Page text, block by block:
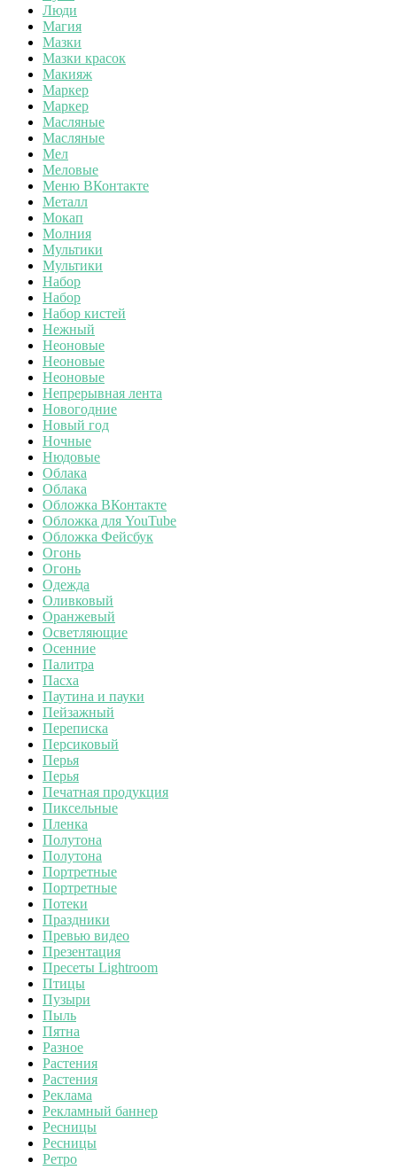
Люди
Магия
Мазки
Мазки красок
Макияж
Маркер
Маркер
Масляные
Масляные
Мел
Меловые
Меню ВКонтакте
Металл
Мокап
Молния
Мультики
Мультики
Набор
Набор
Набор кистей
Нежный
Неоновые
Неоновые
Неоновые
Непрерывная лента
Новогодние
Новый год
Ночные
Нюдовые
Облака
Облака
Обложка ВКонтакте
Обложка для YouTube
Обложка Фейсбук
Огонь
Огонь
Одежда
Оливковый
Оранжевый
Осветляющие
Осенние
Палитра
Пасха
Паутина и пауки
Пейзажный
Переписка
Персиковый
Перья
Перья
Печатная продукция
Пиксельные
Пленка
Полутона
Полутона
Портретные
Портретные
Потеки
Праздники
Превью видео
Презентация
Пресеты Lightroom
Птицы
Пузыри
Пыль
Пятна
Разное
Растения
Растения
Реклама
Рекламный баннер
Ресницы
Ресницы
Ретро